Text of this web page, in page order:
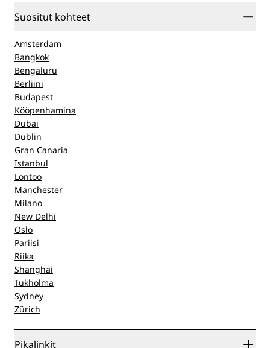
Suositut kohteet
Amsterdam
Bangkok
Bengaluru
Berliini
Budapest
Kööpenhamina
Dubai
Dublin
Gran Canaria
Istanbul
Lontoo
Manchester
Milano
New Delhi
Oslo
Pariisi
Riika
Shanghai
Tukholma
Sydney
Zürich
Pikalinkit